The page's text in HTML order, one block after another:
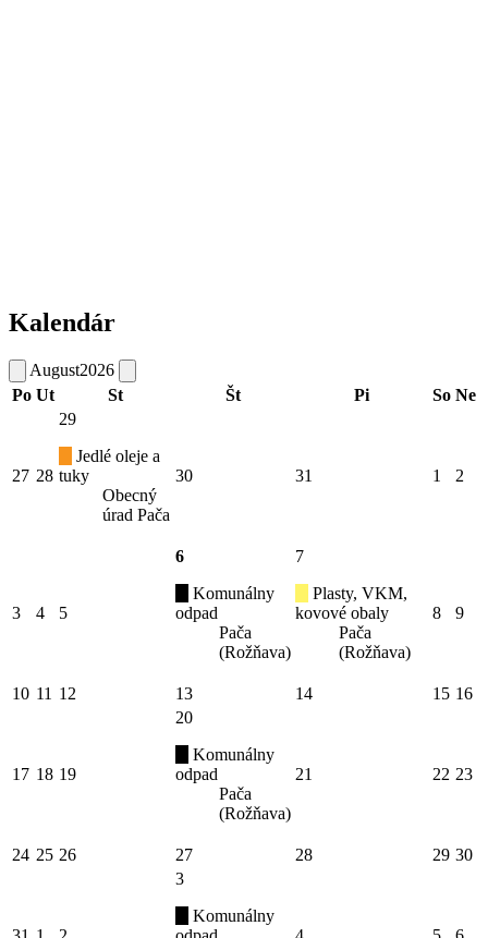
Kalendár
August2026
Po Ut St Št Pi So Ne
27 28
29
Jedlé oleje a
tuky
Obecný
úrad Pača
30 31 1 2
3 4 5
6
Komunálny
odpad
Pača
(Rožňava)
7
Plasty, VKM,
kovové obaly
Pača
(Rožňava)
8 9
10 11 12 13 14 15 16
17 18 19
20
Komunálny
odpad
Pača
(Rožňava)
21 22 23
24 25 26 27 28 29 30
3
Komunálny